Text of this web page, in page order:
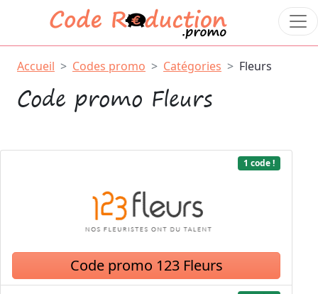
Accueil Codes promo Catégories Fleurs
Code promo Fleurs
1 code !
Code promo 123 Fleurs